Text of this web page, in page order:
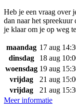
Heb je een vraag over
dan naar het
je klaar om je op weg
maandag 17 aug
dinsdag
18 aug
woensdag 19 aug
vrijdag
21 aug
vrijdag
21 aug
Meer informatie